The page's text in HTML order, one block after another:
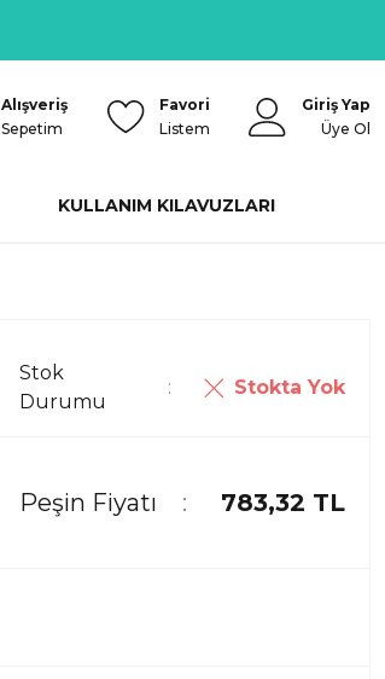
Alışveriş
Sepetim
Favori
Listem
Giriş Yap
Üye Ol
KULLANIM KILAVUZLARI
Stok
Durumu
Stokta Yok
Peşin Fiyatı 783,32 TL